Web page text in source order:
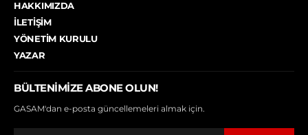
HAKKIMIZDA
İLETIŞIM
YÖNETIM KURULU
YAZAR
BÜLTENIMIZE ABONE OLUN!
GASAM'dan e-posta güncellemeleri almak için.